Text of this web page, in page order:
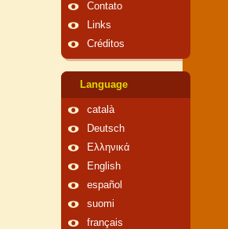
Contato
Links
Créditos
Language
català
Deutsch
Ελληνικά
English
español
suomi
français